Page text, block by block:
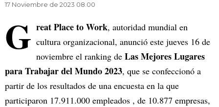
17 Noviembre de 2023 08.00
G reat Place to Work, autoridad mundial en
cultura organizacional, anunció este jueves 16 de
noviembre el ranking de Las Mejores Lugares
para Trabajar del Mundo 2023, que se confeccionó a
partir de los resultados de una encuesta en la que
participaron 17.911.000 empleados , de 10.877 empresas,